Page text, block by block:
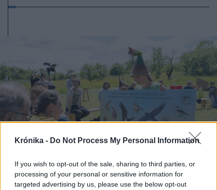
Krónika - Do Not Process My Personal Information
If you wish to opt-out of the sale, sharing to third parties, or
processing of your personal or sensitive information for
targeted advertising by us, please use the below opt-out